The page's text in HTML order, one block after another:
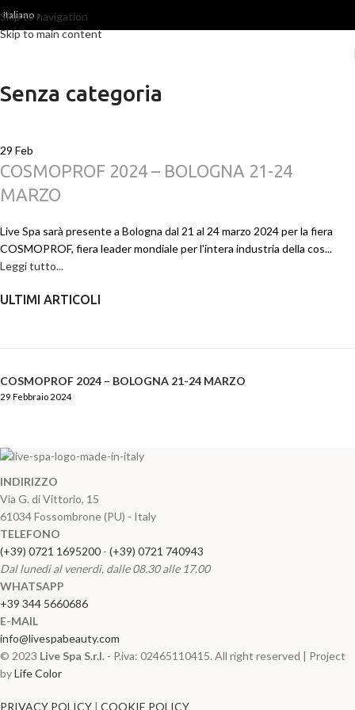
Skip to navigation
Skip to main content
Italiano
Senza categoria
29 Feb
COSMOPROF 2024 – BOLOGNA 21-24
MARZO
Live Spa sarà presente a Bologna dal 21 al 24 marzo 2024 per la fiera
COSMOPROF, fiera leader mondiale per l'intera industria della cos...
Leggi tutto...
ULTIMI ARTICOLI
COSMOPROF 2024 – BOLOGNA 21-24 MARZO
29 Febbraio 2024
INDIRIZZO
Via G. di Vittorio, 15
61034 Fossombrone (PU) - Italy
TELEFONO
(+39) 0721 1695200 - (+39) 0721 740943
Dal lunedi al venerdi, dalle 08.30 alle 17.00
WHATSAPP
+39 344 5660686
E-MAIL
info@livespabeauty.com
© 2023 Live Spa S.r.l. - P.iva: 02465110415. All right reserved | Project
byLife Color
PRIVACY POLICY | COOKIE POLICY